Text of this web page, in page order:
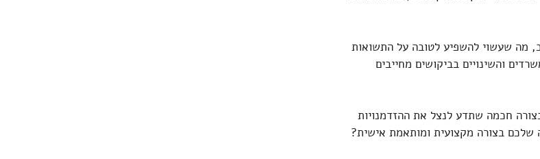
מה שעשוי להשפיע לטובה על התשואות
והשינויים בביקושים מחייבים
חכמה שתדע לנצל את ההזדמנויות
שלכם בצורה מקצועית ומותאמת אישית?